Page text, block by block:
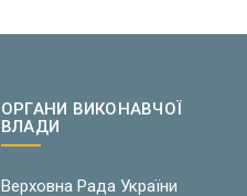
ОРГАНИ ВИКОНАВЧОЇ
ВЛАДИ
Верховна Рада України